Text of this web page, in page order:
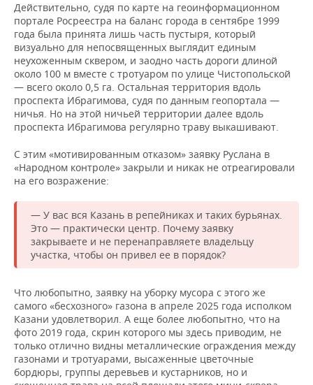
Действительно, судя по карте на геоинформационном
портале Росреестра на баланс города в сентябре 1999
года была принята лишь часть пустыря, который
визуально для непосвященных выглядит единым
неухоженным сквером, и заодно часть дороги длиной
около 100 м вместе с тротуаром по улице Чистопольской
— всего около 0,5 га. Остальная территория вдоль
проспекта Ибрагимова, судя по данным геопортала —
ничья. Но на этой ничьей территории далее вдоль
проспекта Ибрагимова регулярно траву выкашивают.
С этим «мотивированным отказом» заявку Руслана в
«Народном контроле» закрыли и никак не отреагировали
на его возражение:
— У вас вся Казань в репейниках и таких бурьянах.
Это — практически центр. Почему заявку
закрываете и не перенаправляете владельцу
участка, чтобы он привел ее в порядок?
Что любопытно, заявку на уборку мусора с этого же
самого «бесхозного» газона в апреле 2025 года исполком
Казани удовлетворил. А еще более любопытно, что на
фото 2019 года, скрин которого мы здесь приводим, не
только отлично видны металлические ограждения между
газонами и тротуарами, высаженные цветочные
бордюры, группы деревьев и кустарников, но и